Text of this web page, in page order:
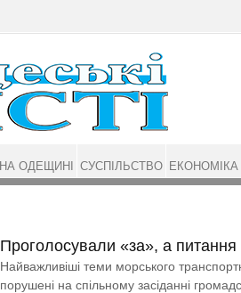
Проголосували «за», а
Найважливіші теми морського
порушені на спільному засіданні
НА ОДЕЩИНІ СУСПІЛЬСТВО ЕКОНОМІКА